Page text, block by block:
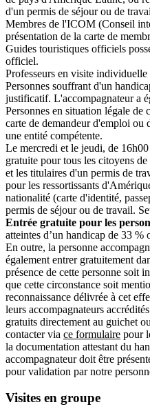
d'un permis de séjour ou de
Membres de l'ICOM (Conseil
présentation de la carte de
Guides touristiques officiels
officiel.
Professeurs en visite individuelle
Personnes souffrant d'un
justificatif. L'accompagnateur a
Personnes en situation légale de
carte de demandeur d'emploi ou
une entité compétente.
Le mercredi et le jeudi, de
gratuite pour tous les citoyens
et les titulaires d'un permis de
pour les ressortissants
nationalité (carte d'identité,
permis de séjour ou de travail.
Entrée gratuite pour les
atteintes d’un handicap de 33
En outre, la personne
également entrer gratuitement
présence de cette personne soit
que cette circonstance soit
reconnaissance délivrée à cet
leurs accompagnateurs
gratuits directement au guichet
contacter via ce formulaire pour
la documentation attestant du
accompagnateur doit être
pour validation par notre
Visites en groupe